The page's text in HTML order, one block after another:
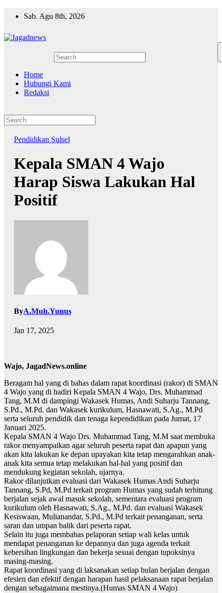
Sab. Agu 8th, 2026
Home
Hubungi Kami
Redaksi
Pendidikan Sulsel
Kepala SMAN 4 Wajo
Harap Siswa Lakukan Hal
Positif
ByA.Muh.Yunus
Jan 17, 2025
Wajo, JagadNews.online
Beragam hal yang di bahas dalam rapat koordinasi (rakor) di SMAN
4 Wajo yang di hadiri Kepala SMAN 4 Wajo, Drs. Muhammad
Tang, M.M di dampingi Wakasek Humas, Andi Suharju Tannang,
S.Pd., M.Pd. dan Wakasek kurikulum, Hasnawati, S.Ag., M.Pd
serta seluruh pendidik dan tenaga kependidikan pada Jumat, 17
Januari 2025.
Kepala SMAN 4 Wajo Drs. Muhammad Tang, M.M saat membuka
rakor menyampaikan agar seluruh peserta rapat dan apapun yang
akan kita lakukan ke depan upayakan kita tetap mengarahkan anak-
anak kita semua tetap melakukan hal-hal yang positif dan
mendukung kegiatan sekolah, ujarnya.
Rakor dilanjutkan evaluasi dari Wakasek Humas Andi Suharju
Tannang, S.Pd, M.Pd terkait program Humas yang sudah terhitung
berjalan sejak awal masuk sekolah, sementara evaluasi program
kurikulum oleh Hasnawati, S.Ag., M.Pd. dan evaluasi Wakasek
Kesiswaan, Mulianandar, S.Pd., M.Pd terkait penanganan, serta
saran dan umpan balik dari peserta rapat.
Selain itu juga membahas pelaporan setiap wali kelas untuk
mendapat penanganan ke depannya dan juga agenda terkait
kebersihan lingkungan dan bekerja sesuai dengan tupoksinya
masing-masing.
Rapat koordinasi yang di laksanakan setiap bulan berjalan dengan
efesien dan efektif dengan harapan hasil pelaksanaan rapat berjalan
dengan sebagaimana mestinya.(Humas SMAN 4 Wajo)